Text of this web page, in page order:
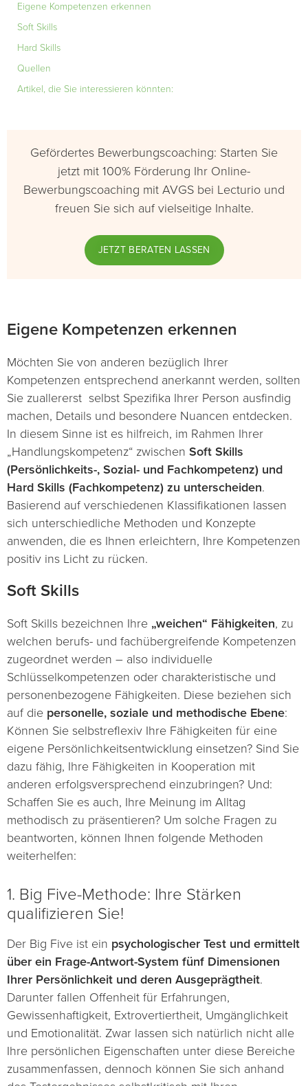
Eigene Kompetenzen erkennen
Soft Skills
Hard Skills
Quellen
Artikel, die Sie interessieren könnten:
Gefördertes Bewerbungscoaching: Starten Sie
jetzt mit 100% Förderung Ihr Online-
Bewerbungscoaching mit AVGS bei Lecturio und
freuen Sie sich auf vielseitige Inhalte.
JETZT BERATEN LASSEN
Eigene Kompetenzen erkennen
Möchten Sie von anderen bezüglich Ihrer
Kompetenzen entsprechend anerkannt werden, sollten
Sie zuallererst selbst Spezifika Ihrer Person ausfindig
machen, Details und besondere Nuancen entdecken.
In diesem Sinne ist es hilfreich, im Rahmen Ihrer
„Handlungskompetenz“ zwischen Soft Skills
(Persönlichkeits-, Sozial- und Fachkompetenz) und
Hard Skills (Fachkompetenz) zu unterscheiden.
Basierend auf verschiedenen Klassifikationen lassen
sich unterschiedliche Methoden und Konzepte
anwenden, die es Ihnen erleichtern, Ihre Kompetenzen
positiv ins Licht zu rücken.
Soft Skills
Soft Skills bezeichnen Ihre „weichen“ Fähigkeiten, zu
welchen berufs- und fachübergreifende Kompetenzen
zugeordnet werden – also individuelle
Schlüsselkompetenzen oder charakteristische und
personenbezogene Fähigkeiten. Diese beziehen sich
auf die personelle, soziale und methodische Ebene:
Können Sie selbstreflexiv Ihre Fähigkeiten für eine
eigene Persönlichkeitsentwicklung einsetzen? Sind Sie
dazu fähig, Ihre Fähigkeiten in Kooperation mit
anderen erfolgsversprechend einzubringen? Und:
Schaffen Sie es auch, Ihre Meinung im Alltag
methodisch zu präsentieren? Um solche Fragen zu
beantworten, können Ihnen folgende Methoden
weiterhelfen:
1. Big Five-Methode: Ihre Stärken
qualifizieren Sie!
Der Big Five ist ein psychologischer Test und ermittelt
über ein Frage-Antwort-System fünf Dimensionen
Ihrer Persönlichkeit und deren Ausgeprägtheit.
Darunter fallen Offenheit für Erfahrungen,
Gewissenhaftigkeit, Extrovertiertheit, Umgänglichkeit
und Emotionalität. Zwar lassen sich natürlich nicht alle
Ihre persönlichen Eigenschaften unter diese Bereiche
zusammenfassen, dennoch können Sie sich anhand